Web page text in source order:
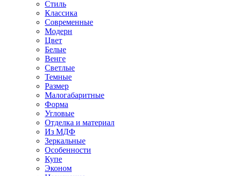
Стиль
Классика
Современные
Модерн
Цвет
Белые
Венге
Светлые
Темные
Размер
Малогабаритные
Форма
Угловые
Отделка и материал
Из МДФ
Зеркальные
Особенности
Купе
Эконом